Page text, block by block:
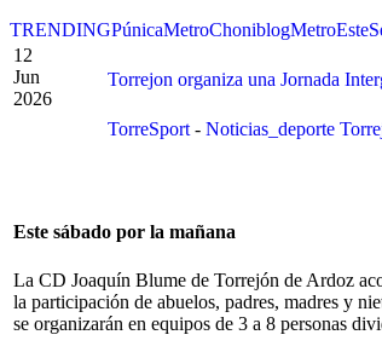
TRENDINGPúnicaMetroChoniblogMetroEste
12
Jun
2026
Torrejon organiza una Jornada
TorreSport - Noticias_deporte
Este sábado por la mañana
La CD Joaquín Blume de Torrejón de Ardoz
la participación de abuelos, padres, madres y
se organizarán en equipos de 3 a 8 personas